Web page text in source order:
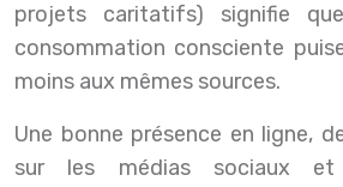
projets caritatifs) signifie
consommation consciente
moins aux mêmes sources.
Une bonne présence en ligne,
sur les médias sociaux et